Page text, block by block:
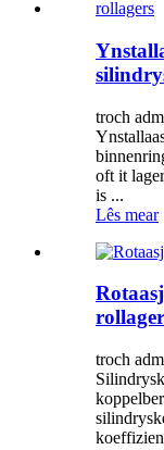
troch
oft it
is ...
Lês mear
troch